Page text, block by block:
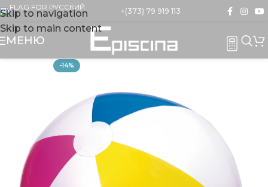
Skip to navigation
Skip to main content
+(373) 79 919 113
МЕНЮ
-14%